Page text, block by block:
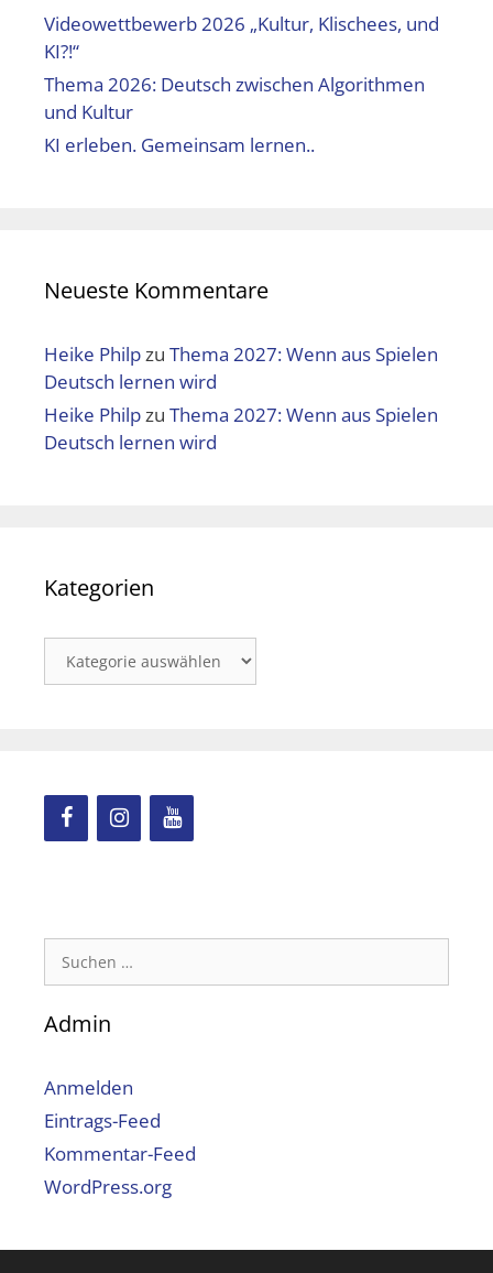
Videowettbewerb 2026 „Kultur, Klischees, und
KI?!“
Thema 2026: Deutsch zwischen Algorithmen
und Kultur
KI erleben. Gemeinsam lernen..
Neueste Kommentare
Heike Philpzu Thema 2027: Wenn aus Spielen
Deutsch lernen wird
Heike Philpzu Thema 2027: Wenn aus Spielen
Deutsch lernen wird
Kategorien
Kategorien
Suchen
nach:
Admin
Anmelden
Eintrags-Feed
Kommentar-Feed
WordPress.org